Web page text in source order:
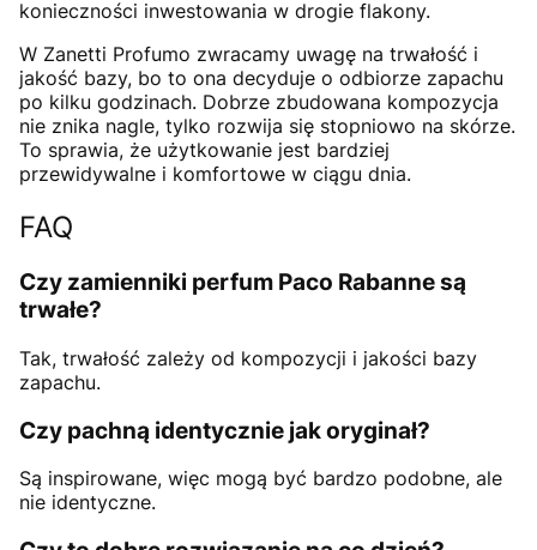
konieczności inwestowania w drogie flakony.
W Zanetti Profumo zwracamy uwagę na trwałość i
jakość bazy, bo to ona decyduje o odbiorze zapachu
po kilku godzinach. Dobrze zbudowana kompozycja
nie znika nagle, tylko rozwija się stopniowo na skórze.
To sprawia, że użytkowanie jest bardziej
przewidywalne i komfortowe w ciągu dnia.
FAQ
Czy zamienniki perfum Paco Rabanne są
trwałe?
Tak, trwałość zależy od kompozycji i jakości bazy
zapachu.
Czy pachną identycznie jak oryginał?
Są inspirowane, więc mogą być bardzo podobne, ale
nie identyczne.